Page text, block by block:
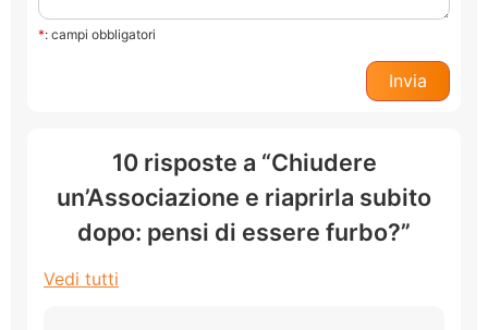
*: campi obbligatori
10 risposte a “Chiudere
un’Associazione e riaprirla subito
dopo: pensi di essere furbo?”
Vedi tutti